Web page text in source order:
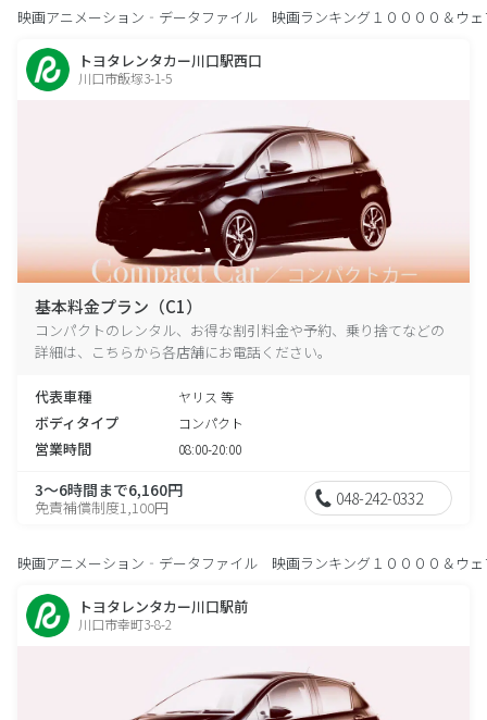
映画アニメーション‐データファイル 映画ランキング１００００＆ウェ
トヨタレンタカー川口駅西口
川口市飯塚3-1-5
基本料金プラン（C1）
コンパクトのレンタル、お得な割引料金や予約、乗り捨てなどの
詳細は、こちらから各店舗にお電話ください。
代表車種 ヤリス 等
ボディタイプ コンパクト
営業時間 08:00-20:00
3～6時間まで6,160円
免責補償制度1,100円 048-242-0332
映画アニメーション‐データファイル 映画ランキング１００００＆ウェ
トヨタレンタカー川口駅前
川口市幸町3-8-2